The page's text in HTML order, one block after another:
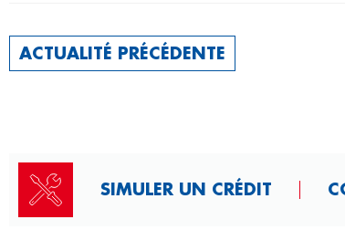
ACTUALITÉ PRÉCÉDENTE
SIMULER UN CRÉDIT